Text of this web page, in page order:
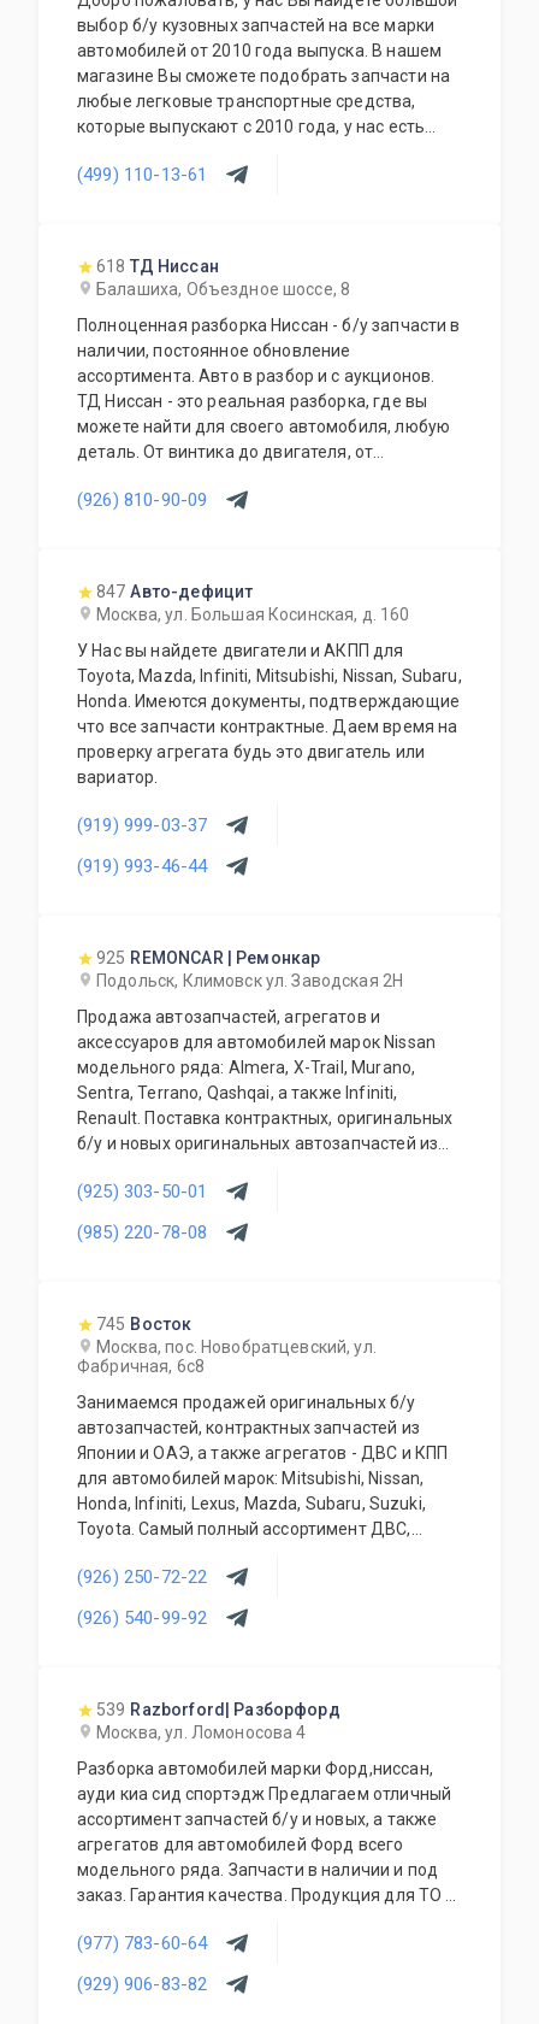
компании.
выбор б/у кузовных запчастей на все марки
автомобилей от 2010 года выпуска. В нашем
магазине Вы сможете подобрать запчасти на
любые легковые транспортные средства,
которые выпускают с 2010 года, у нас есть
средства УАЗ, Лада и все иностранные
Mercedes-Benz.
(499) 110-13-61
618 ТД Ниссан
Балашиха, Объездное шоссе, 8
Полноценная разборка Ниссан - б/у запчасти в
наличии, постоянное обновление
ассортимента. Авто в разбор и с аукционов.
ТД Ниссан - это реальная разборка, где вы
можете найти для своего автомобиля, любую
деталь. От винтика до двигателя, от
одной фишки до целой проводки. Наши
(926) 810-90-09
847 Авто-дефицит
Москва, ул. Большая Косинская, д. 160
У Нас вы найдете двигатели и АКПП для
Toyota, Mazda, Infiniti, Mitsubishi, Nissan, Subaru,
Honda. Имеются документы, подтверждающие
что все запчасти контрактные. Даем время на
проверку агрегата будь это двигатель или
вариатор.
(919) 999-03-37
(919) 993-46-44
925 REMONCAR | Ремонкар
Подольск, Климовск ул. Заводская 2Н
Продажа автозапчастей, агрегатов и
аксессуаров для автомобилей марок Nissan
модельного ряда: Almera, X-Trail, Murano,
Sentra, Terrano, Qashqai, а также Infiniti,
Renault. Поставка контрактных, оригинальных
б/у и новых оригинальных автозапчастей из
также под заказ. Автосервис осуществляет
ремонт, разборки автомобилей марок Nissan
модельного ряда: Almera, X-Trail, Murano,
полное ТО. Установка автозапчастей и
агрегатов на автомобили марок Nissan- весь
модельный ряд и Infiniti, Renault. Проводится
диагностика. Возможность установки
дополнительного оборудования. Выполняется
слесарный ремонт, все основные виды.
Качественная продукция для ТО.
Оборудованные мастерские и ремонтный цех.
Консультации наших специалистов.
гарантия качества на продукцию и весь
Конкурентоспособные цены. Система скидок.
(925) 303-50-01
(985) 220-78-08
745 Восток
Москва, пос. Новобратцевский, ул.
Фабричная, 6с8
Занимаемся продажей оригинальных б/у
автозапчастей, контрактных запчастей из
Японии и ОАЭ, а также агрегатов - ДВС и КПП
для автомобилей марок: Mitsubishi, Nissan,
Honda, Infiniti, Lexus, Mazda, Subaru, Suzuki,
Toyota. Самый полный ассортимент ДВС,
прочего. Предоставляется гарантия качества
на всю продукцию. Приемлемые цены и
система скидок для постоянных и оптовых
(926) 250-72-22
(926) 540-99-92
539 Razborford| Разборфорд
Москва, ул. Ломоносова 4
Разборка автомобилей марки Форд,ниссан,
ауди киа сид спортэдж Предлагаем отличный
ассортимент запчастей б/у и новых, а также
агрегатов для автомобилей Форд всего
модельного ряда. Запчасти в наличии и под
заказ. Гарантия качества. Продукция для ТО и
автомобилей. Доступные цены. Работа с
региональными клиентами. Приезжайте к нам
- квалифицированные специалисты помогут с
(977) 783-60-64
(929) 906-83-82